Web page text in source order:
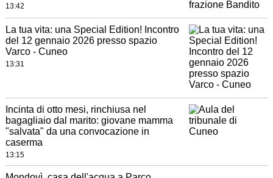
13:42
La tua vita: una Special Edition! Incontro
del 12 gennaio 2026 presso spazio
Varco - Cuneo
13:31
Incinta di otto mesi, rinchiusa nel
bagagliaio dal marito: giovane mamma
"salvata" da una convocazione in
caserma
13:15